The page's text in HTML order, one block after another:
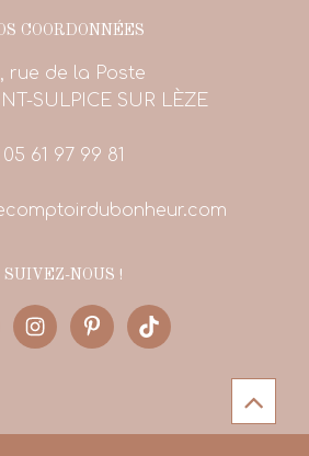
COORDONNÉES
rue de la Poste
SULPICE SUR LÈZE
05 61 97 99 81
SUIVEZ-NOUS !